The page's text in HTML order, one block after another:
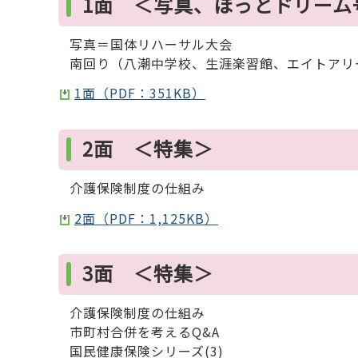
写真＝国体リハーサル大会
南回り（八潮中学校、生涯楽習館、エイトアリ
1面（PDF：351KB）
2面 ＜特集＞
介護保険制度の仕組み
2面（PDF：1,125KB）
3面 ＜特集＞
介護保険制度の仕組み
市町村合併を考えるQ&A
国民健康保険シリーズ(3)